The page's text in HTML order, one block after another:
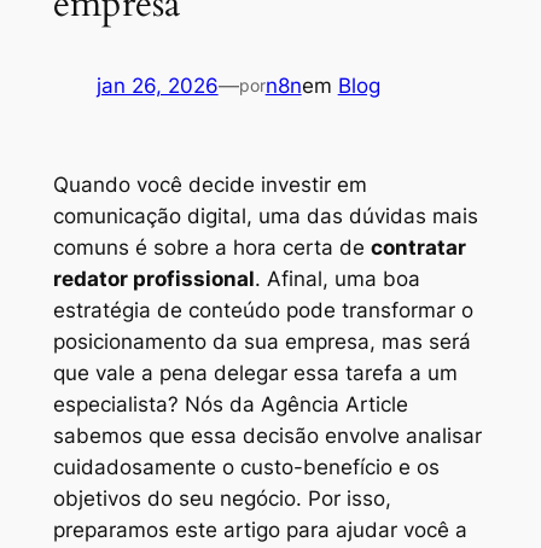
jan 26, 2026—porn8nem Blog
Quando você decide investir em
comunicação digital, uma das dúvidas mais
comuns é sobre a hora certa de contratar
redator profissional. Afinal, uma boa
estratégia de conteúdo pode transformar o
posicionamento da sua empresa, mas será
que vale a pena delegar essa tarefa a um
especialista? Nós da Agência Article
sabemos que essa decisão envolve analisar
cuidadosamente o custo-benefício e os
objetivos do seu negócio. Por isso,
preparamos este artigo para ajudar você a